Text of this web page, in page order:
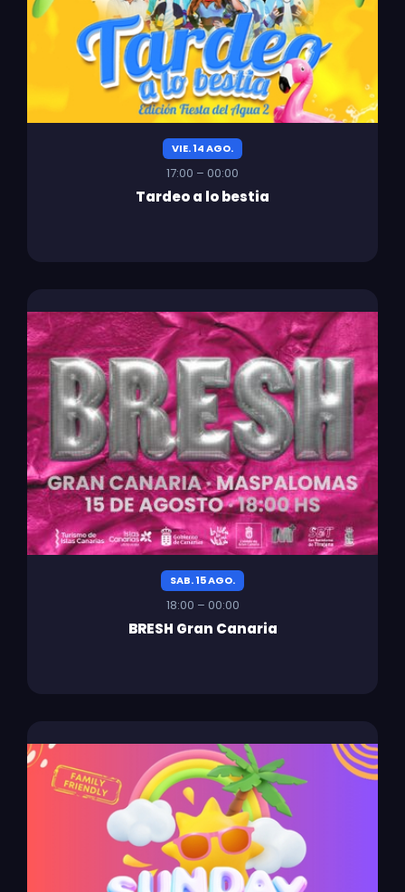
VIE. 14 AGO.
17:00 – 00:00
Tardeo a lo bestia
SAB. 15 AGO.
18:00 – 00:00
BRESH Gran Canaria